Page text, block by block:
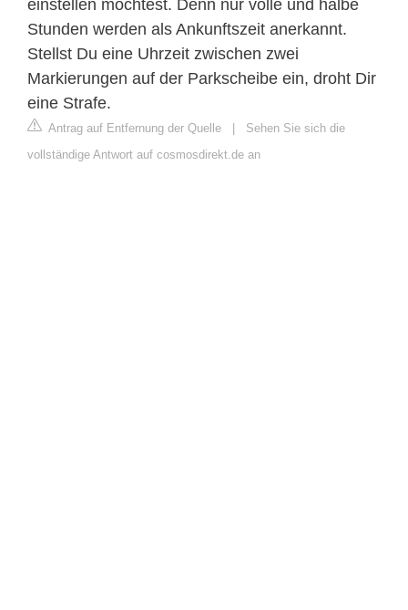
einstellen möchtest. Denn nur volle und halbe
Stunden werden als Ankunftszeit anerkannt.
Stellst Du eine Uhrzeit zwischen zwei
Markierungen auf der Parkscheibe ein, droht Dir
eine Strafe.
Antrag auf Entfernung der Quelle | Sehen Sie sich die
vollständige Antwort auf cosmosdirekt.de an